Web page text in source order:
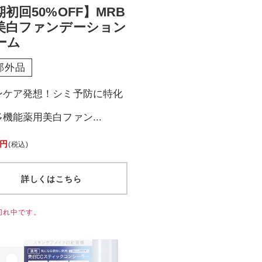
初回50%OFF】MRB
白ファンデーション
ム
外品
ケア発想！シミ予防に特化
機能薬用美白ファン...
(税込)
詳しくはこちら
中です。